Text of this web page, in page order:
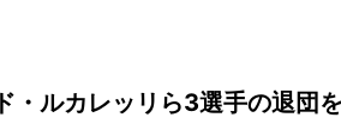
ルカレッリら3選手の退団